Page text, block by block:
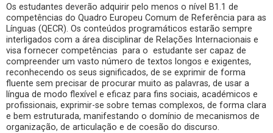
Os estudantes deverão adquirir pelo menos o nível B1.1 de
competências do Quadro Europeu Comum de Referência para as
Línguas (QECR). Os conteúdos programáticos estarão sempre
interligados com a área disciplinar de Relações Internacionais e
visa fornecer competências para o estudante ser capaz de
compreender um vasto número de textos longos e exigentes,
reconhecendo os seus significados, de se exprimir de forma
fluente sem precisar de procurar muito as palavras, de usar a
língua de modo flexível e eficaz para fins sociais, académicos e
profissionais, exprimir-se sobre temas complexos, de forma clara
e bem estruturada, manifestando o domínio de mecanismos de
organização, de articulação e de coesão do discurso.